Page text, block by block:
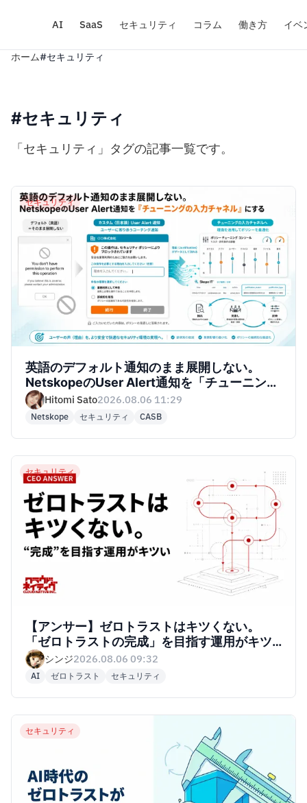
AI SaaS セキュリティ コラム 働き方 イベ
ホーム#セキュリティ
#セキュリティ
「セキュリティ」タグの記事一覧です。
セキュリティ
英語のデフォルト通知のまま展開しない。
NetskopeのUser Alert通知を「チューニング
の入力チャネル」にする
Hitomi Sato2026.08.06 11:29
Netskope セキュリティ CASB
セキュリティ
【アンサー】ゼロトラストはキツくない。
「ゼロトラストの完成」を目指す運用がキツ
い シンジ2026.08.06 09:32
AI ゼロトラスト セキュリティ
セキュリティ